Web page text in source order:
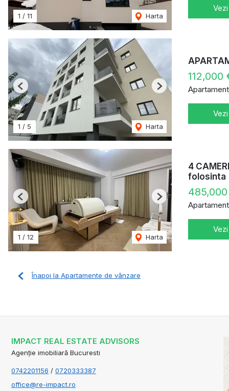
1 / 11 Harta
1 / 5 Harta
Previous Next
112,000
1 / 12 Harta
Previous Next
4
folosinta
Înapoi la Apartamente de vânzare
IMPACT REAL ESTATE ADVISORS
Agenție imobiliară Bucuresti
0742201156 / 0720333387
office@re-impact.ro